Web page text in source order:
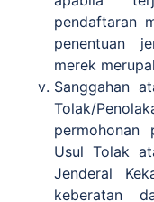
pendaftaran
penentuan
merek
Sanggahan
Tolak/
permohonan
Usul Tolak
Jenderal
keberatan